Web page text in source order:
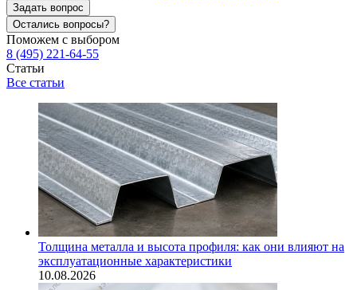
Задать вопрос
Остались вопросы?
Поможем с выбором
8 (495) 221-64-55
Статьи
Все статьи
Толщина металла и высота профиля: как они влияют на
эксплуатационные характеристики
10.08.2026